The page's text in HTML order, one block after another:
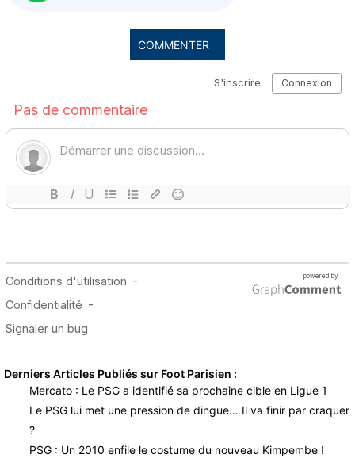
COMMENTER
Derniers Articles Publiés sur Foot Parisien :
Mercato : Le PSG a identifié sa prochaine cible en Ligue 1
Le PSG lui met une pression de dingue… Il va finir par craquer
?
PSG : Un 2010 enfile le costume du nouveau Kimpembe !